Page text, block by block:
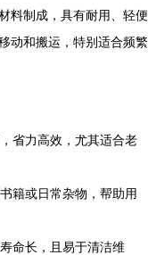
料制成，具有耐用、轻便
动和搬运，特别适合频繁
省力高效，尤其适合老
籍或日常杂物，帮助用
命长，且易于清洁维